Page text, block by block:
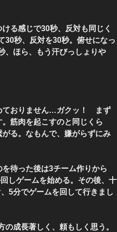
る感じで30秒、反対も同じく
30秒、反対を30秒。俯せになっ
、ほら、もう汗びっしょりや
ておりません…ガクッ！ まず
筋肉を起こすのと同じくら
る。なもんで、嫌がらずにみ
待った後は3チーム作りから
しゲームを始める。その後、十
5分でゲームを回して行きまし
成長著しく、頼もしく思う。